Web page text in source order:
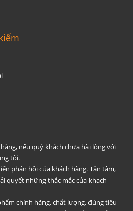
nếu quý khách chưa hài lòng với
tôi.
phản hồi của khách hàng. Tận tâm,
quyết những thắc mắc của khach
chính hãng, chất lượng, đúng tiêu